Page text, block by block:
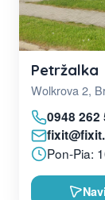
Petržalka
Wolkrova 2,
0948 262
Pon-Pia: